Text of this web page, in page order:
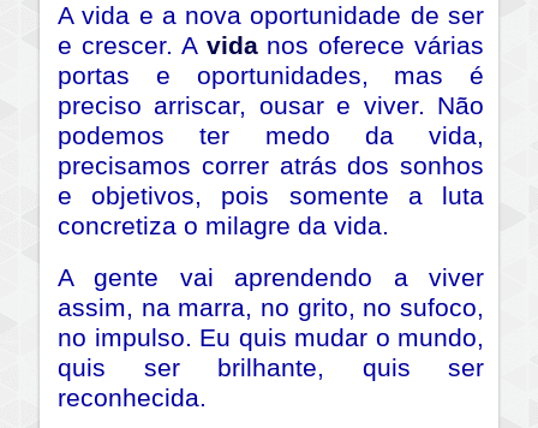
A vida e a nova oportunidade de ser
e crescer. A vidanos oferece várias
portas e oportunidades, mas é
preciso arriscar, ousar e viver. Não
podemos ter medo da vida,
precisamos correr atrás dos sonhos
e objetivos, pois somente a luta
concretiza o milagre da vida.
A gente vai aprendendo a viver
assim, na marra, no grito, no sufoco,
no impulso. Eu quis mudar o mundo,
quis ser brilhante, quis ser
reconhecida.